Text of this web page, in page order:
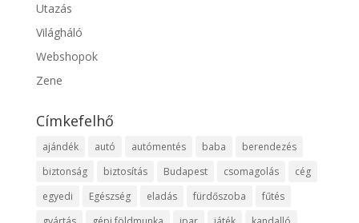
Utazás
Világháló
Webshopok
Zene
Címkefelhő
ajándék autó autómentés baba
berendezés
biztonság
biztosítás Budapest csomagolás
cég
egyedi
Egészség eladás fürdőszoba
fűtés